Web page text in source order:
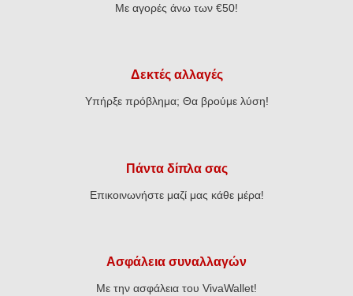
Με αγορές άνω των €50!
Δεκτές αλλαγές
Υπήρξε πρόβλημα; Θα βρούμε λύση!
Πάντα δίπλα σας
Επικοινωνήστε μαζί μας κάθε μέρα!
Ασφάλεια συναλλαγών
Με την ασφάλεια του VivaWallet!